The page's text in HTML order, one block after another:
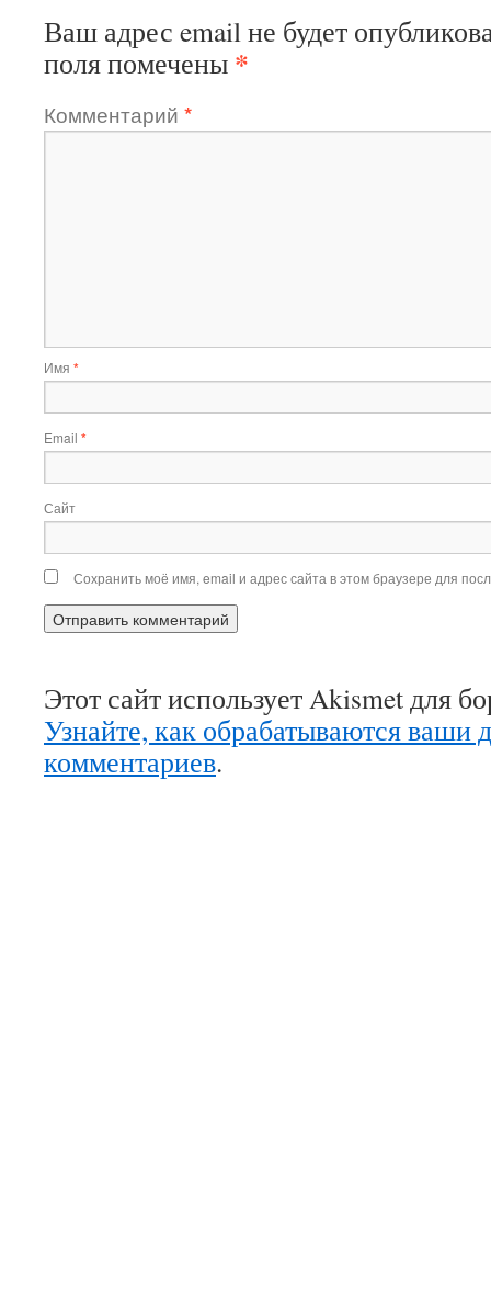
Ваш адрес email не будет
поля помечены *
Комментарий *
Имя *
Email *
Сайт
Сохранить моё имя, email и адрес сайта в этом браузере для
Этот сайт использует Akismet для
Узнайте, как обрабатываются ваши
комментариев.